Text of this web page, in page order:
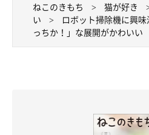
ねこのきもち 猫が好き
い
ロボット掃除機に興
っちか！」な展開がかわいい